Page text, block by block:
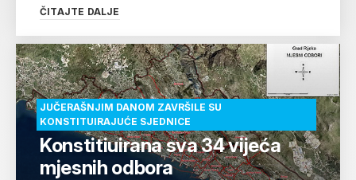
ČITAJTE DALJE
JUČERAŠNJIM DANOM ZAVRŠILE SU
KONSTITUIRAJUĆE SJEDNICE
Konstitiuirana sva 34 vijeća
mjesnih odbora